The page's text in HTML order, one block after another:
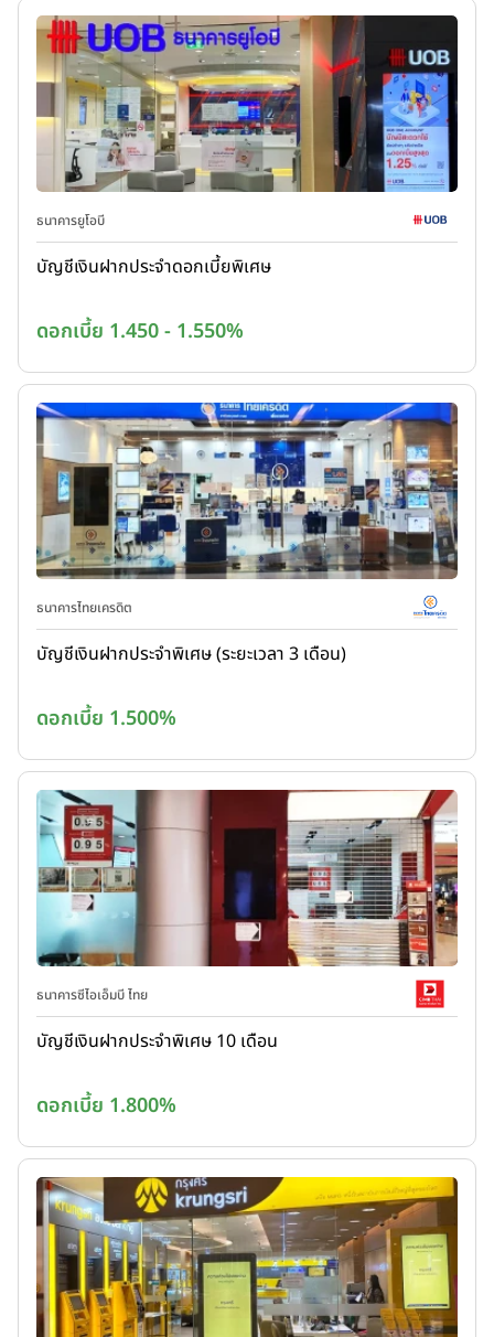
ธนาคารยูโอบี
บัญชีเงินฝากประจำดอกเบี้ยพิเศษ
ดอกเบี้ย 1.450 - 1.550%
ธนาคารไทยเครดิต
บัญชีเงินฝากประจำพิเศษ (ระยะเวลา 3 เดือน)
ดอกเบี้ย 1.500%
ธนาคารซีไอเอ็มบี ไทย
บัญชีเงินฝากประจำพิเศษ 10 เดือน
ดอกเบี้ย 1.800%